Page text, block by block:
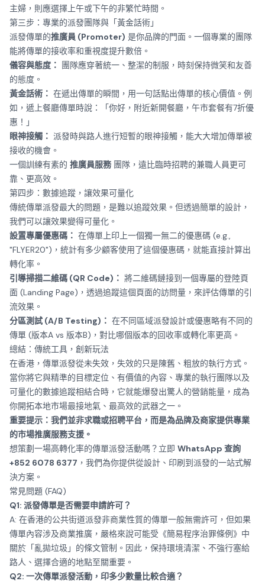
主婦，則應選擇上午或下午的非繁忙時間。
第三步：專業的派發團隊與「黃金話術」
派發傳單的推廣員 (Promoter) 是你品牌的門面。一個專業的團隊
能將傳單的接收率和重視度提升數倍。
儀容與態度：
團隊應穿著統一、整潔的制服，時刻保持微笑和友善
的態度。
黃金話術： 在遞出傳單的瞬間，用一句話點出傳單的核心價值。例
如，遞上餐廳傳單時說：「你好，附近新開餐廳，午市套餐有7折優
惠！」
眼神接觸： 派發時與路人進行短暫的眼神接觸，能大大增加傳單被
接收的機會。
一個訓練有素的 推廣員服務 團隊，遠比臨時招聘的兼職人員更可
靠、更高效。
第四步：數據追蹤，讓效果可量化
傳統傳單派發最大的問題，是難以追蹤效果。但透過簡單的設計，
我們可以讓效果變得可量化。
設置專屬優惠碼： 在傳單上印上一個獨一無二的優惠碼 (e.g.,
"FLYER20")，統計有多少顧客使用了這個優惠碼，就能直接計算出
轉化率。
引導掃描二維碼 (QR Code)： 將二維碼鏈接到一個專屬的登陸頁
面 (Landing Page)，透過追蹤這個頁面的訪問量，來評估傳單的引
流效果。
分區測試 (A/B Testing)： 在不同區域派發設計或優惠略有不同的
傳單 (版本A vs 版本B)，對比哪個版本的回收率或轉化率更高。
總結：傳統工具，創新玩法
在香港，傳單派發從未失效，失效的只是陳舊、粗放的執行方式。
當你將它與精準的目標定位、有價值的內容、專業的執行團隊以及
可量化的數據追蹤相結合時，它就能爆發出驚人的營銷能量，成為
你開拓本地市場最接地氣、最高效的武器之一。
重要提示：我們並非求職或招聘平台，而是為品牌及商家提供專業
的市場推廣服務支援。
想策劃一場高轉化率的傳單派發活動嗎？立即 WhatsApp 查詢
+852 6078 6377 ，我們為你提供從設計、印刷到派發的一站式解
決方案。
常見問題 (FAQ)
Q1: 派發傳單是否需要申請許可？
A: 在香港的公共街道派發非商業性質的傳單一般無需許可，但如果
傳單內容涉及商業推廣，嚴格來說可能受《簡易程序治罪條例》中
關於「亂拋垃圾」的條文管制。因此，保持環境清潔、不強行塞給
路人、選擇合適的地點至關重要。
Q2: 一次傳單派發活動，印多少數量比較合適？